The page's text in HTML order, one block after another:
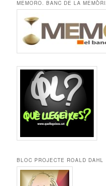
MEMORO. BANC DE LA
BLOC PROJECTE ROALD DAHL